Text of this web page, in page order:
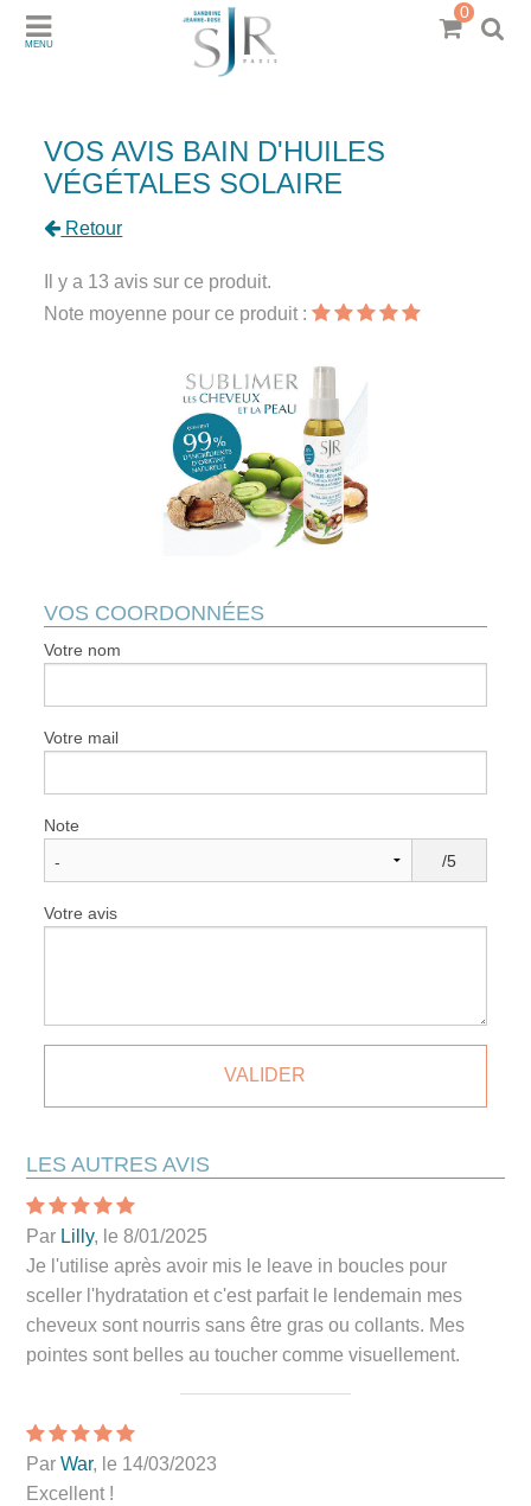
MENU
0
VOS AVIS BAIN D'HUILES
VÉGÉTALES SOLAIRE
Retour
Il y a 13 avis sur ce produit.
Note moyenne pour ce produit :
VOS COORDONNÉES
Votre nom
Votre mail
Note
/5
Votre avis
LES AUTRES AVIS
Par Lilly, le 8/01/2025
Je l'utilise après avoir mis le leave in boucles pour
sceller l'hydratation et c'est parfait le lendemain mes
cheveux sont nourris sans être gras ou collants. Mes
pointes sont belles au toucher comme visuellement.
ParWar, le 14/03/2023
Excellent !